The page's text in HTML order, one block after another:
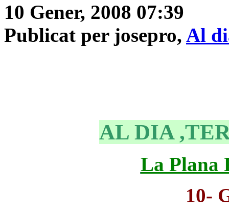
10 Gener, 2008 07:39
Publicat per josepro, Al
AL DIA
La Plana
10-